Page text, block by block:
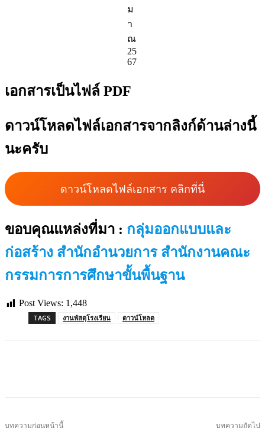
ม
า
ณ
25
67
เอกสารเป็นไฟล์ PDF
ดาวน์โหลดไฟล์เอกสารจากลิงก์ด้านล่างนี้
นะครับ
ดาวน์โหลดไฟล์เอกสาร คลิกที่นี่
ขอบคุณแหล่งที่มา : กลุ่มออกแบบและ
ก่อสร้าง สำนักอำนวยการ สำนักงานคณะ
กรรมการการศึกษาขั้นพื้นฐาน
Post Views: 1,448
TAGS งานพัสดุโรงเรียน ดาวน์โหลด
บทความก่อนหน้านี้ บทความถัดไป